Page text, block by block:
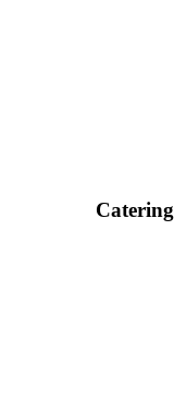
Catering